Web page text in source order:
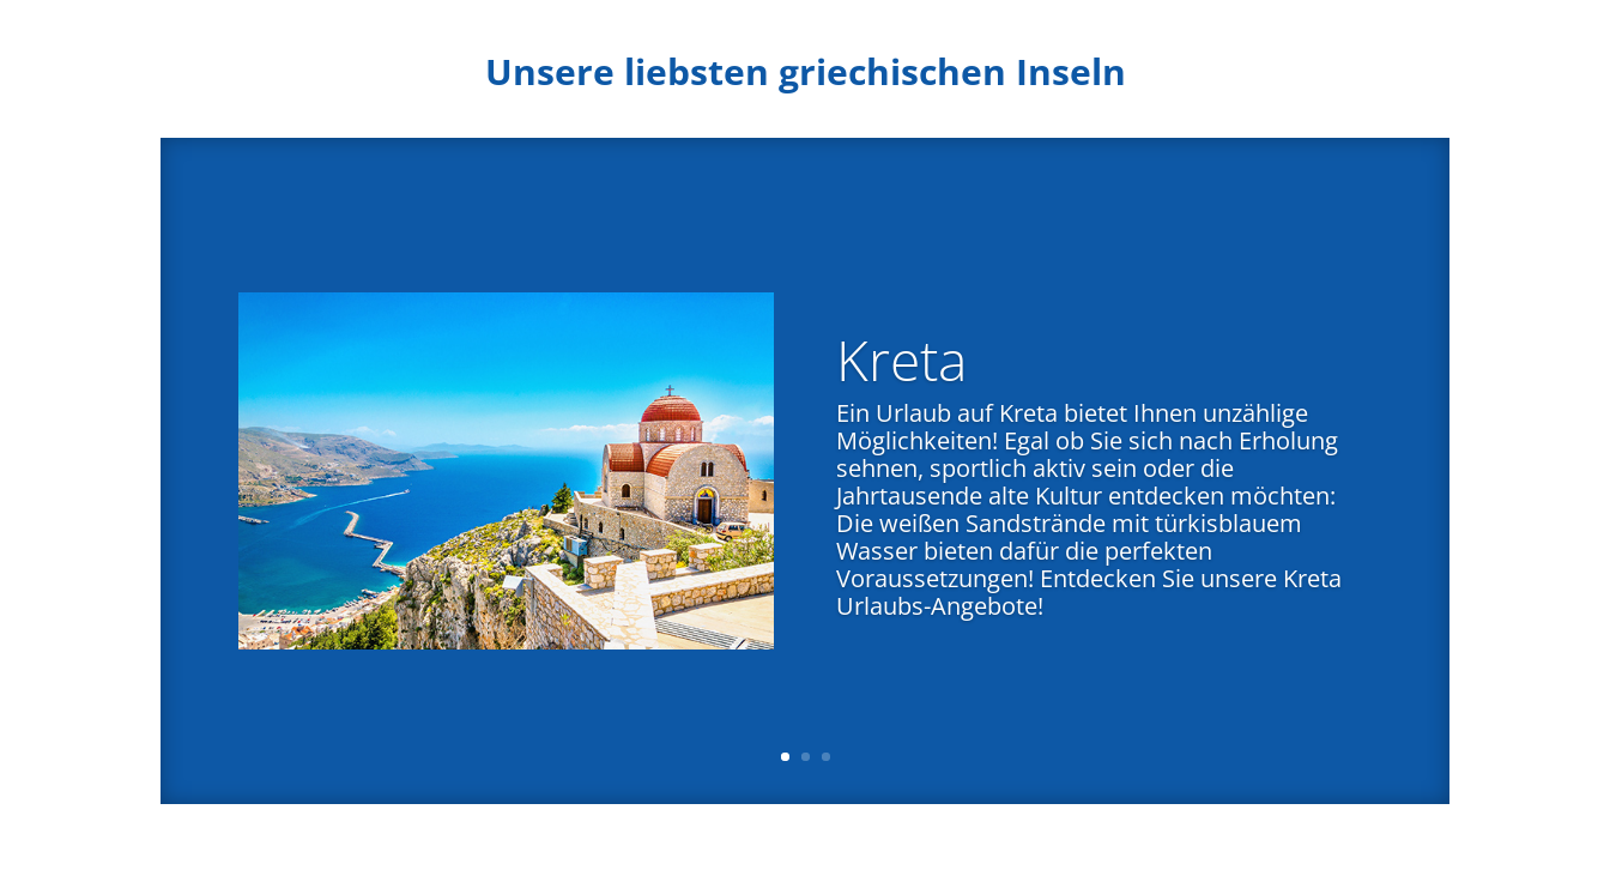
Unsere liebsten griechischen Inseln
Kreta
Ein Urlaub auf Kreta bietet Ihnen unzählige
Möglichkeiten! Egal ob Sie sich nach Erholung
sehnen, sportlich aktiv sein oder die
Jahrtausende alte Kultur entdecken möchten:
Die weißen Sandstrände mit türkisblauem
Wasser bieten dafür die perfekten
Voraussetzungen! Entdecken Sie unsere Kreta
Urlaubs-Angebote!